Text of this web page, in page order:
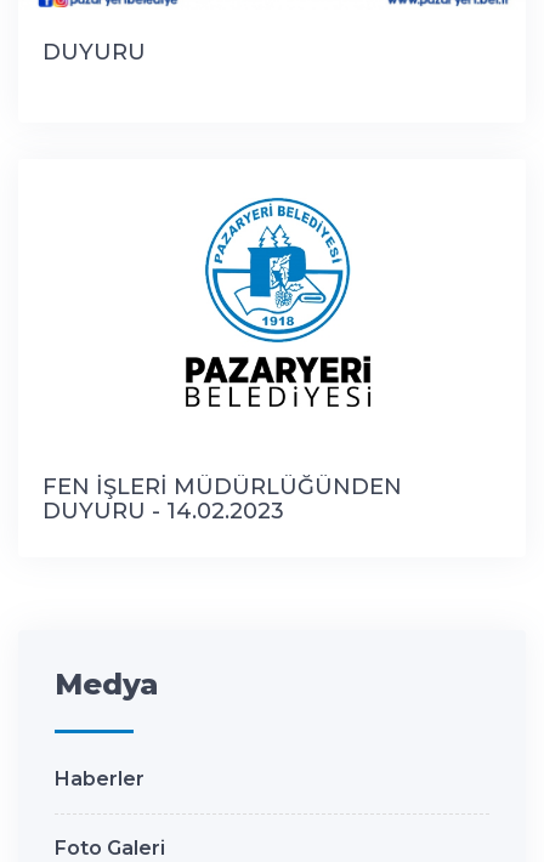
DUYURU
FEN İŞLERİ MÜDÜRLÜĞÜNDEN
DUYURU - 14.02.2023
Medya
Haberler
Foto Galeri